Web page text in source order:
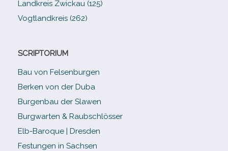
Landkreis Zwickau (125)
Vogtlandkreis (262)
SCRIPTORIUM
Bau von Felsenburgen
Berken von der Duba
Burgenbau der Slawen
Burgwarten & Raubschlösser
Elb-​Baroque | Dresden
Festungen in Sachsen